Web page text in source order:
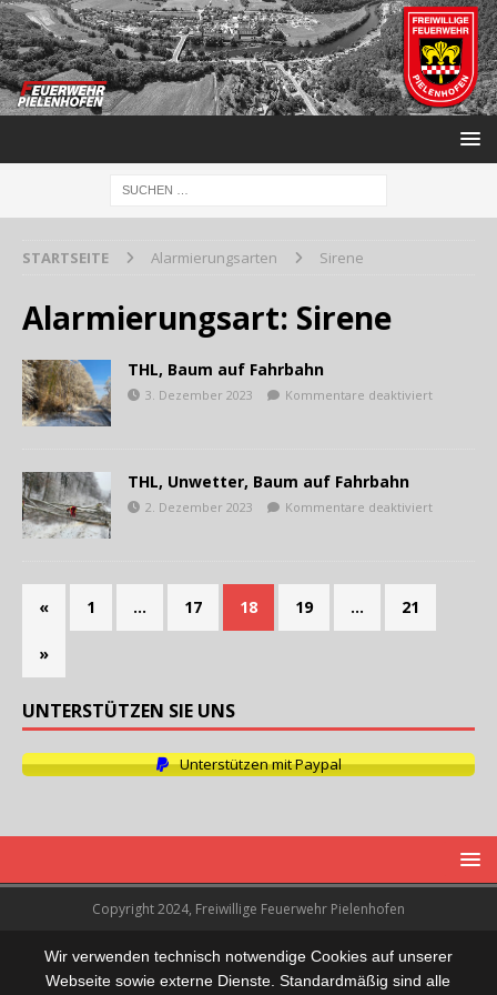
STARTSEITE Alarmierungsarten Sirene
Alarmierungsart: Sirene
THL, Baum auf Fahrbahn
3. Dezember 2023 Kommentare deaktiviert
THL, Unwetter, Baum auf Fahrbahn
2. Dezember 2023 Kommentare deaktiviert
« 1 … 17 18 19 … 21
»
UNTERSTÜTZEN SIE UNS
Unterstützen mit Paypal
Copyright 2024, Freiwillige Feuerwehr Pielenhofen
Wir verwenden technisch notwendige Cookies auf unserer
Webseite sowie externe Dienste. Standardmäßig sind alle